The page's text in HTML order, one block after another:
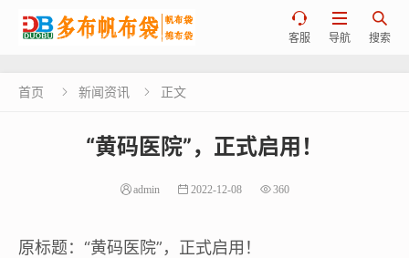

搜索

导航

客服
首页  新闻资讯  正文
“黄码医院”，正式启用！
admin 2022-12-08 360
原标题：“黄码医院”，正式启用！